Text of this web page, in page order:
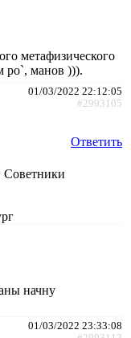
метафизического
ро`, манов ))).
01/03/2022 22:12:05
#2993105
Ответить
Советники
начну
01/03/2022 23:33:08